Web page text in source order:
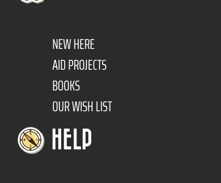
NEW HERE
AID PROJECTS
BOOKS
OUR WISH LIST
HELP